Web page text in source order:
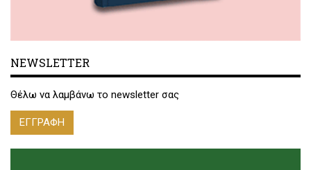
NEWSLETTER
Θέλω να λαμβάνω το newsletter σας
ΕΓΓΡΑΦΗ